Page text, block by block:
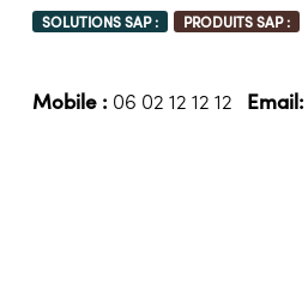
SOLUTIONS SAP : PRODUITS SAP :
Mobile : 06 02 12 12 12 Email: